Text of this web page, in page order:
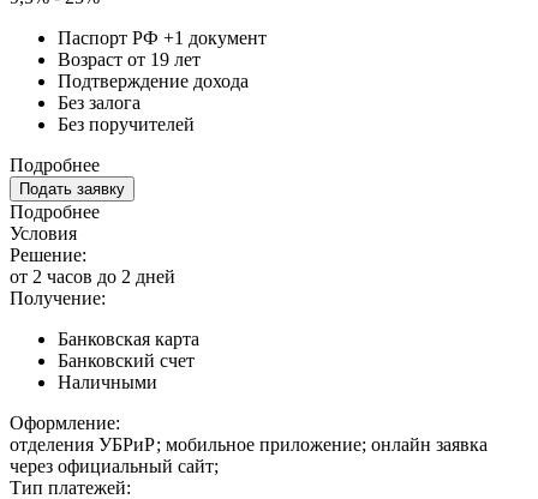
Паспорт РФ +1 документ
Возраст от 19 лет
Подтверждение дохода
Без залога
Без поручителей
Подробнее
Подать заявку
Подробнее
Условия
Решение:
от 2 часов до 2 дней
Получение:
Банковская карта
Банковский счет
Наличными
Оформление:
отделения УБРиР; мобильное приложение; онлайн заявка
через официальный сайт;
Тип платежей: